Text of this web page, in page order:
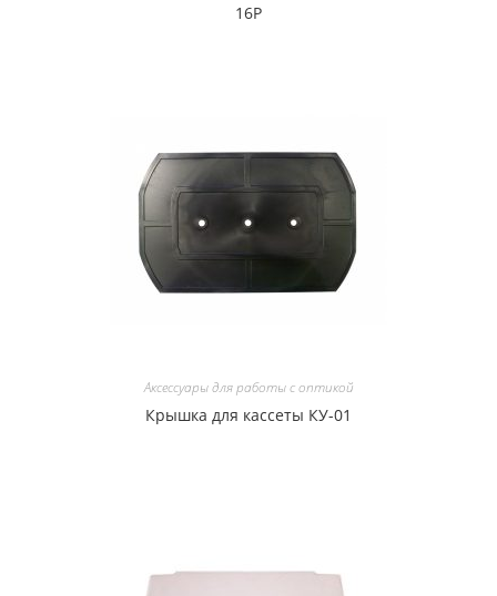
16P
Аксессуары для работы с оптикой
Крышка для кассеты КУ-01